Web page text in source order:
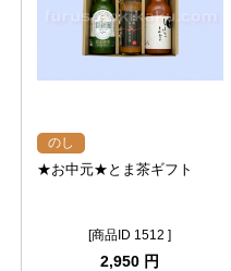
のし
★お中元★とま茶ギフト
[商品ID 1512 ]
2,950 円